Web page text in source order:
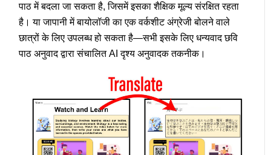
पाठ में बदला जा सकता है, जिसमें इसका शैक्षिक मूल्य संरक्षित रहता
है। या जापानी में बायोलॉजी का एक वर्कशीट अंग्रेजी बोलने वाले
छात्रों के लिए उपलब्ध हो सकता है—सभी इसके लिए धन्यवादछवि
पाठ अनुवादद्वारा संचालितAI दृश्य अनुवादकतकनीक।